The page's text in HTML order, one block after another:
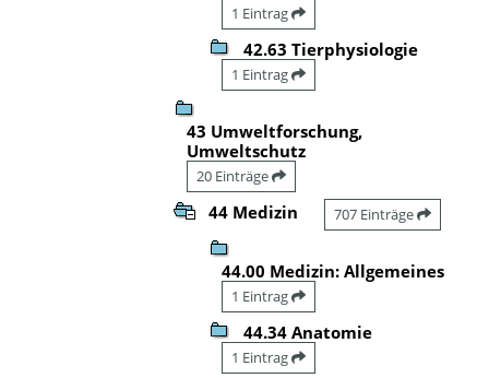
1 Eintrag
42.63 Tierphysiologie
1 Eintrag
43 Umweltforschung,
Umweltschutz
20 Einträge
44 Medizin 707 Einträge
44.00 Medizin: Allgemeines
1 Eintrag
44.34 Anatomie
1 Eintrag